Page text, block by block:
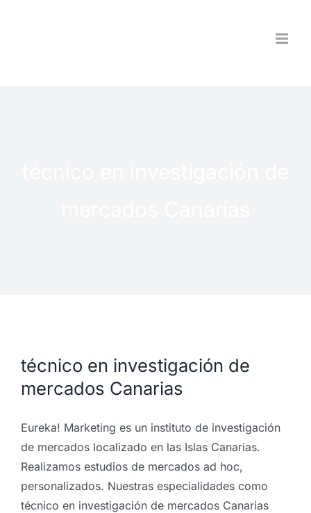
técnico en investigación de
mercados Canarias
Eureka! Marketing es un instituto de investigación
de mercados localizado en las Islas Canarias.
Realizamos estudios de mercados ad hoc,
personalizados. Nuestras especialidades como
técnico en investigación de mercados Canarias